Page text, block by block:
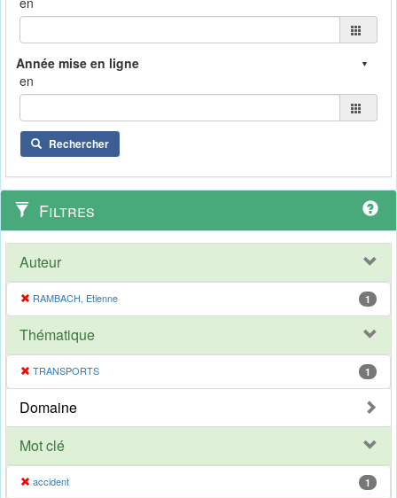
en
Rechercher
Filtres
Auteur
RAMBACH, Etienne 1
Thématique
TRANSPORTS 1
Domaine
Mot clé
accident 1